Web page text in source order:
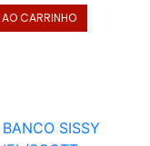
CARRINHO